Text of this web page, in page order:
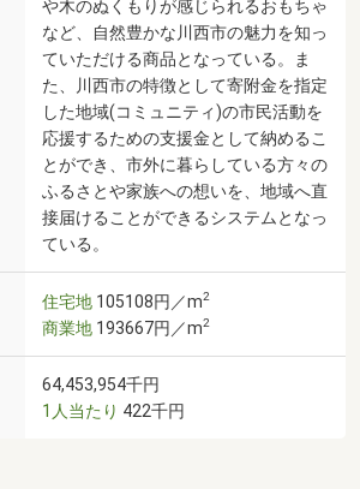
や木のぬくもりが感じられるおもちゃ
など、自然豊かな川西市の魅力を知っ
ていただける商品となっている。ま
た、川西市の特徴として寄附金を指定
した地域(コミュニティ)の市民活動を
応援するための支援金として納めるこ
とができ、市外に暮らしている方々の
ふるさとや家族への想いを、地域へ直
接届けることができるシステムとなっ
ている。
住宅地 105108円／m2
商業地 193667円／m2
64,453,954千円
1人当たり 422千円